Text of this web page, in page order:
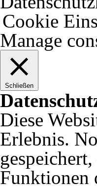
Cookie
Manage
Schließen
Diese
Erlebnis.
Funktionen